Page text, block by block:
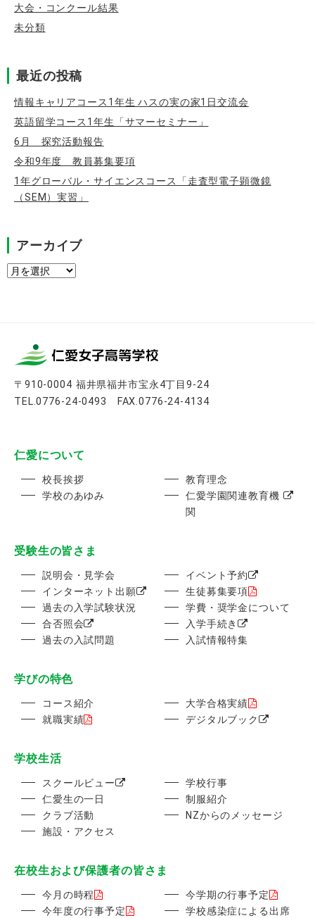
大会・コンクール結果
未分類
最近の投稿
情報キャリアコース1年生 ハスの実の家1日交流会
英語留学コース1年生「サマーセミナー」
6月 探究活動報告
令和9年度 教員募集要項
1年グローバル・サイエンスコース「走査型電子顕微鏡
（SEM）実習」
アーカイブ
ア
〒910-0004 福井県福井市宝永4丁目9-24
TEL.0776-24-0493 FAX.0776-24-4134
仁愛について
校長挨拶
教育理念
学校のあゆみ
仁愛学園関連教育機
関
受験生の皆さま
説明会・見学会
イベント予約
インターネット出願
生徒募集要項
過去の入学試験状況
学費・奨学金について
合否照会
入学手続き
過去の入試問題
入試情報特集
学びの特色
コース紹介
大学合格実績
就職実績
デジタルブック
学校生活
スクールビュー
学校行事
仁愛生の一日
制服紹介
クラブ活動
NZからのメッセージ
施設・アクセス
在校生および保護者の皆さま
今月の時程
今学期の行事予定
今年度の行事予定
学校感染症による出席